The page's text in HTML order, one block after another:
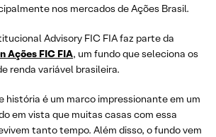
nos mercados de Ações Brasil.
Advisory FIC FIA faz parte da
Ações FIC FIA, um fundo que seleciona os
renda variável brasileira.
história é um marco impressionante em um
em vista que muitas casas com essa
tanto tempo. Além disso, o fundo vem